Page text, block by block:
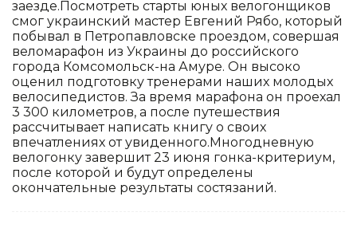
заезде.Посмотреть старты юных велогонщиков
смог украинский мастер Евгений Рябо, который
побывал в Петропавловске проездом, совершая
веломарафон из Украины до российского
города Комсомольск-на Амуре. Он высоко
оценил подготовку тренерами наших молодых
велосипедистов. За время марафона он проехал
3 300 километров, а после путешествия
рассчитывает написать книгу о своих
впечатлениях от увиденного.Многодневную
велогонку завершит 23 июня гонка-критериум,
после которой и будут определены
окончательные результаты состязаний.